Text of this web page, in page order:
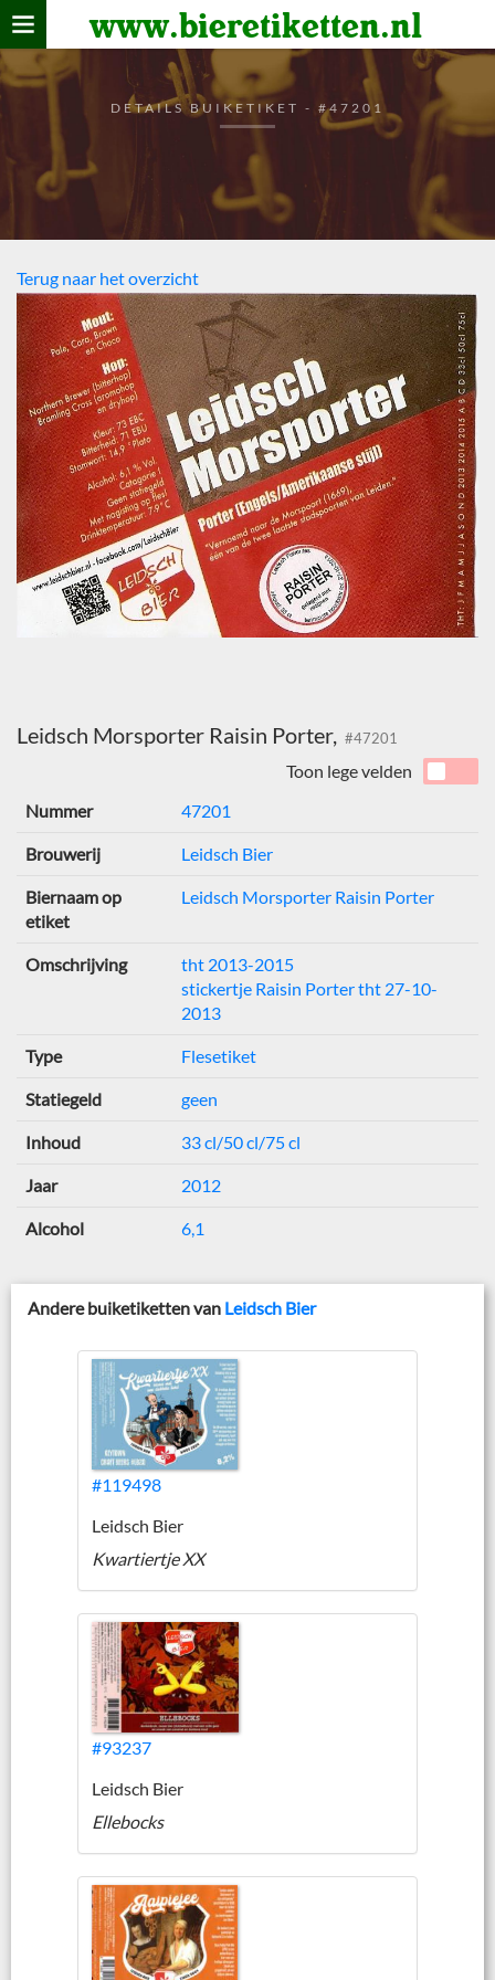
www.bieretiketten.nl
Home
verzamelen
De bierkaart
Bezoekers
DETAILS BUIKETIKET - #47201
Terug naar het overzicht
Leidsch Morsporter Raisin Porter, #47201
Toon lege velden
Nummer
47201
Brouwerij Leidsch Bier
Biernaam op
etiket
Leidsch Morsporter Raisin Porter
Omschrijving
tht 2013-2015
stickertje Raisin Porter tht 27-10-
2013
Type Flesetiket
Statiegeld geen
Inhoud 33 cl/50 cl/75 cl
Jaar 2012
Alcohol 6,1
Andere buiketiketten van Leidsch Bier
#119498
Leidsch Bier
Kwartiertje XX
#93237
Leidsch Bier
Ellebocks